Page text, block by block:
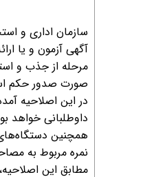
سازمان اداری و
آگهی آزمون و یا
مرحله از جذب و
صورت صدور حکم
در این اصلاحیه
داوطلبانی خواهد
همچنین
نمره مربوط به